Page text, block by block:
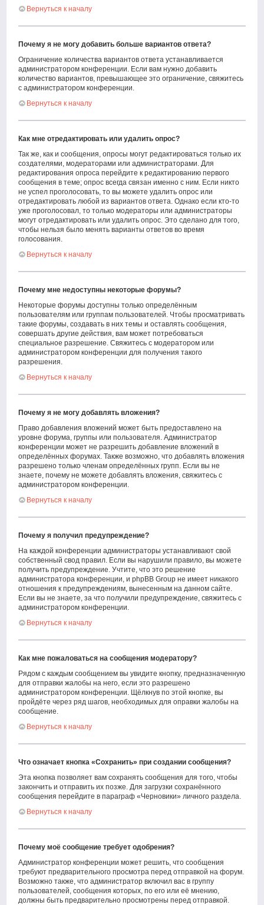
Вернуться к началу
Почему я не могу добавить больше вариантов ответа?
Ограничение количества вариантов ответа устанавливается
администратором конференции. Если вам нужно добавить
количество вариантов, превышающее это ограничение, свяжитесь
с администратором конференции.
Вернуться к началу
Как мне отредактировать или удалить опрос?
Так же, как и сообщения, опросы могут редактироваться только их
создателями, модераторами или администраторами. Для
редактирования опроса перейдите к редактированию первого
сообщения в теме; опрос всегда связан именно с ним. Если никто
не успел проголосовать, то вы можете удалить опрос или
отредактировать любой из вариантов ответа. Однако если кто-то
уже проголосовал, то только модераторы или администраторы
могут отредактировать или удалить опрос. Это сделано для того,
чтобы нельзя было менять варианты ответов во время
голосования.
Вернуться к началу
Почему мне недоступны некоторые форумы?
Некоторые форумы доступны только определённым
пользователям или группам пользователей. Чтобы просматривать
такие форумы, создавать в них темы и оставлять сообщения,
совершать другие действия, вам может потребоваться
специальное разрешение. Свяжитесь с модератором или
администратором конференции для получения такого
разрешения.
Вернуться к началу
Почему я не могу добавлять вложения?
Право добавления вложений может быть предоставлено на
уровне форума, группы или пользователя. Администратор
конференции может не разрешить добавление вложений в
определённых форумах. Также возможно, что добавлять вложения
разрешено только членам определённых групп. Если вы не
знаете, почему не можете добавлять вложения, свяжитесь с
администратором конференции.
Вернуться к началу
Почему я получил предупреждение?
На каждой конференции администраторы устанавливают свой
собственный свод правил. Если вы нарушили правило, вы можете
получить предупреждение. Учтите, что это решение
администратора конференции, и phpBB Group не имеет никакого
отношения к предупреждениям, вынесенным на данном сайте.
Если вы не знаете, за что получили предупреждение, свяжитесь с
администратором конференции.
Вернуться к началу
Как мне пожаловаться на сообщения модератору?
Рядом с каждым сообщением вы увидите кнопку, предназначенную
для отправки жалобы на него, если это разрешено
администратором конференции. Щёлкнув по этой кнопке, вы
пройдёте через ряд шагов, необходимых для оправки жалобы на
сообщение.
Вернуться к началу
Что означает кнопка «Сохранить» при создании сообщения?
Эта кнопка позволяет вам сохранять сообщения для того, чтобы
закончить и отправить их позже. Для загрузки сохранённого
сообщения перейдите в параграф «Черновики» личного раздела.
Вернуться к началу
Почему моё сообщение требует одобрения?
Администратор конференции может решить, что сообщения
требуют предварительного просмотра перед отправкой на форум.
Возможно также, что администратор включил вас в группу
пользователей, сообщения которых, по его или её мнению,
должны быть предварительно просмотрены перед отправкой.